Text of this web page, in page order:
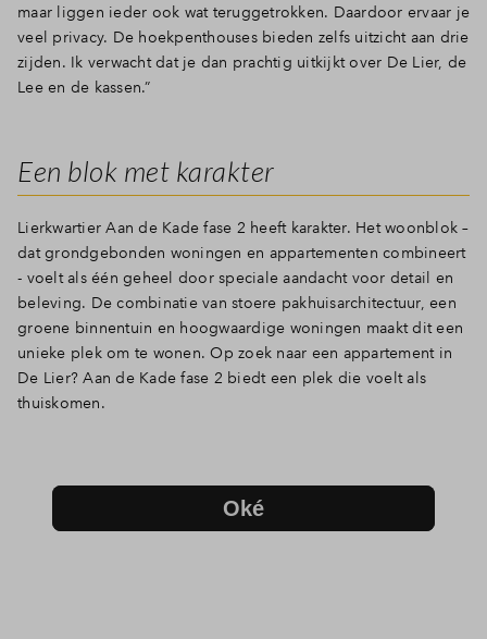
maar liggen ieder ook wat teruggetrokken. Daardoor ervaar je
veel privacy. De hoekpenthouses bieden zelfs uitzicht aan drie
zijden. Ik verwacht dat je dan prachtig uitkijkt over De Lier, de
Lee en de kassen.”
Een blok met karakter
Lierkwartier Aan de Kade fase 2 heeft karakter. Het woonblok –
dat grondgebonden woningen en appartementen combineert
- voelt als één geheel door speciale aandacht voor detail en
beleving. De combinatie van stoere pakhuisarchitectuur, een
groene binnentuin en hoogwaardige woningen maakt dit een
unieke plek om te wonen. Op zoek naar een appartement in
De Lier? Aan de Kade fase 2 biedt een plek die voelt als
thuiskomen.